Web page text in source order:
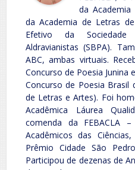
da Academia
da Academia de Letras
Efetivo da
Aldravianistas (SBPA).
ABC, ambas virtuais.
Concurso de Poesia Junina
Concurso de Poesia Brasil
de Letras e Artes). Foi
Acadêmica Láurea
comenda da FEBACLA
Acadêmicos das
Prêmio Cidade São
Participou de dezenas de